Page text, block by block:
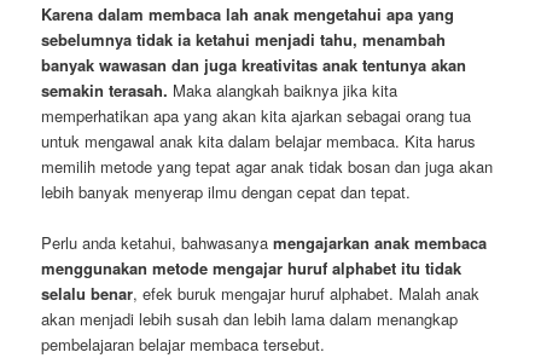
Karena dalam membaca lah anak mengetahui apa yang
sebelumnya tidak ia ketahui menjadi tahu, menambah
banyak wawasan dan juga kreativitas anak tentunya akan
semakin terasah. Maka alangkah baiknya jika kita
memperhatikan apa yang akan kita ajarkan sebagai orang tua
untuk mengawal anak kita dalam belajar membaca. Kita harus
memilih metode yang tepat agar anak tidak bosan dan juga akan
lebih banyak menyerap ilmu dengan cepat dan tepat.
Perlu anda ketahui, bahwasanyamengajarkan anak membaca
menggunakan metode mengajar huruf alphabet itu tidak
selalu benar, efek buruk mengajar huruf alphabet. Malah anak
akan menjadi lebih susah dan lebih lama dalam menangkap
pembelajaran belajar membaca tersebut.